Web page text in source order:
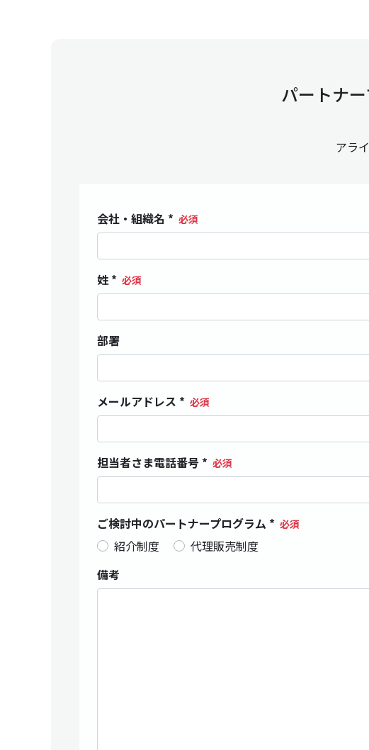
パートナ
アラ